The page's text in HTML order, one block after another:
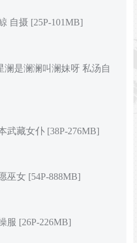
自摄 [25P-101MB]
澜是澜澜叫澜妹呀 私汤自
武藏女仆 [38P-276MB]
巫女 [54P-888MB]
服 [26P-226MB]